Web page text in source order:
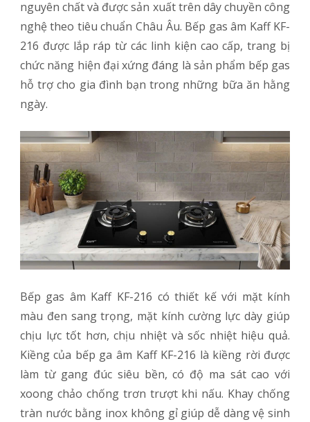
nguyên chất và được sản xuất trên dây chuyền công
nghệ theo tiêu chuẩn Châu Âu. Bếp gas âm Kaff KF-
216 được lắp ráp từ các linh kiện cao cấp, trang bị
chức năng hiện đại xứng đáng là sản phẩm bếp gas
hỗ trợ cho gia đình bạn trong những bữa ăn hằng
ngày.
Bếp gas âm Kaff KF-216 có thiết kế với mặt kính
màu đen sang trọng, mặt kính cường lực dày giúp
chịu lực tốt hơn, chịu nhiệt và sốc nhiệt hiệu quả.
Kiềng của bếp ga âm Kaff KF-216 là kiềng rời được
làm từ gang đúc siêu bền, có độ ma sát cao với
xoong chảo chống trơn trượt khi nấu. Khay chống
tràn nước bằng inox không gỉ giúp dễ dàng vệ sinh